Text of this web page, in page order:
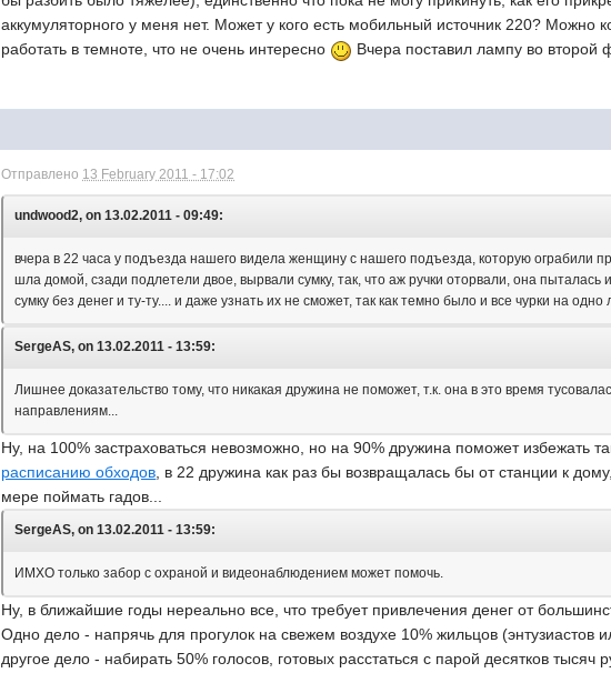
аккумуляторного у меня нет. Может у кого есть мобильный источник 220? Можно
работать в темноте, что не очень интересно
Вчера поставил лампу во второй
Отправлено 13 February 2011 - 17:02
undwood2, on 13.02.2011 - 09:49:
вчера в 22 часа у подъезда нашего видела женщину с нашего подъезда, которую ограбили
шла домой, сзади подлетели двое, вырвали сумку, так, что аж ручки оторвали, она пыталась
сумку без денег и ту-ту.... и даже узнать их не сможет, так как темно было и все чурки на одно
SergeAS, on 13.02.2011 - 13:59:
Лишнее доказательство тому, что никакая дружина не поможет, т.к. она в это время
направлениям...
Ну, на 100% застраховаться невозможно, но на 90% дружина поможет избежать
расписанию обходов , в 22 дружина как раз бы возвращалась бы от станции к
мере поймать гадов...
SergeAS, on 13.02.2011 - 13:59:
ИМХО только забор с охраной и видеонаблюдением может помочь.
Ну, в ближайшие годы нереально все, что требует привлечения денег от
Одно дело - напрячь для прогулок на свежем воздухе 10% жильцов (энтузиастов
другое дело - набирать 50% голосов, готовых расстаться с парой десятков